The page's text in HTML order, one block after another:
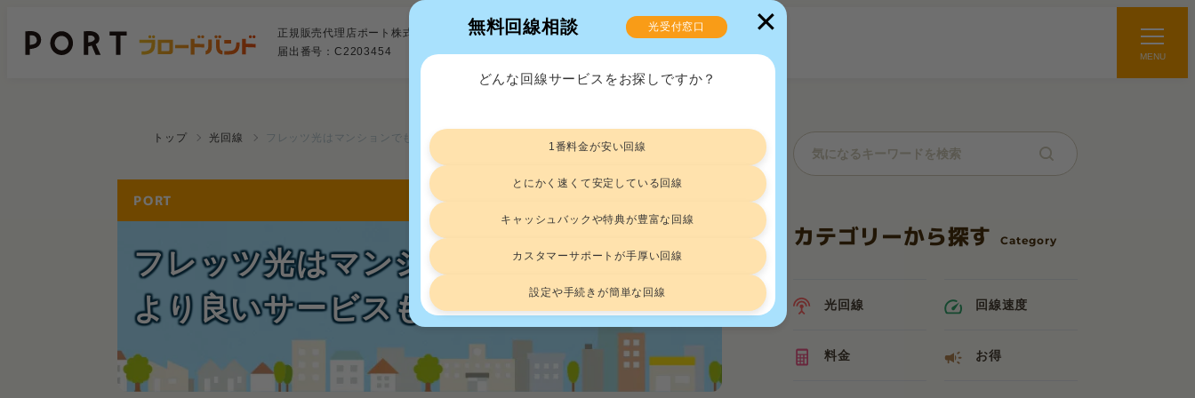
正規販売代理店ポート株式会社
届出番号：C2203454
MENU
トップ 光回線 フレッツ光はマンションでも使える？より良いサービスもご提案
フレッツ光はマンションでも使える？
より良いサービスもご提案
カテゴリーから探す
光回線 回線速度
料金 お得
✕
無料回線相談 光受付窓口
どんな回線サービスをお探しですか？
1番料金が安い回線
とにかく速くて安定している回線
キャッシュバックや特典が豊富な回線
カスタマーサポートが手厚い回線
設定や手続きが簡単な回線